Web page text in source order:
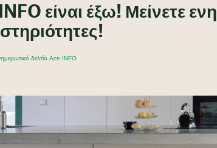
είναι έξω! Μείνετε
δελτίο Ace INFO